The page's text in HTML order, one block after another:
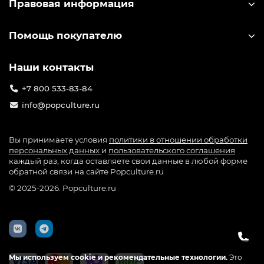
такой, который запомнится
себя дома, в комнате или на рабочем столе
Быстрая доставка по России
Только то, что греет душу фанату
Твоя коллекция начинается здесь — с PopCulture.ru.
Мы используем cookie и рекомендательные технологии. Это
Правовая информация
Помощь покупателю
Наши контакты
+7 800 533-83-84
info@popculture.ru
Вы принимаете условия политики в отношении обработки
персональных данных и пользовательского соглашения
каждый раз, когда оставляете свои данные в любой форме
обратной связи на сайте Popculture.ru
© 2025-2026. Popculture.ru